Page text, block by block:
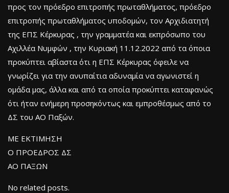
προς τον πρόεδρο επιτροπής πρωταθλήματος, πρόεδρο
επιτροπής πρωταθλήματος υποδομών, τον Αρχιδιατητή
της ΕΠΣ Κέρκυρας , την γραμματέα και εκπρόσωπο του
Αχιλλέα Νυμφών , την Κυριακή 11.12.2022 από τα όποια
προκύπτει αβίαστα ότι η ΕΠΣ Κέρκυρας όφειλε να
γνωρίζει για την ανυπαίτια αδυναμία να αγωνιστεί η
ομάδα μας, άλλα και από τα οποία προκύπτει καταφανώς
ότι ήταν ενήμερη προσηκόντως και εμπροθέσμως από το
ΔΣ του ΑΟ Παξών.
ΜΕ ΕΚΤΙΜΗΣΗ
Ο ΠΡΟΕΔΡΟΣ ΔΣ
ΑΟ ΠΑΞΩΝ
No related posts.